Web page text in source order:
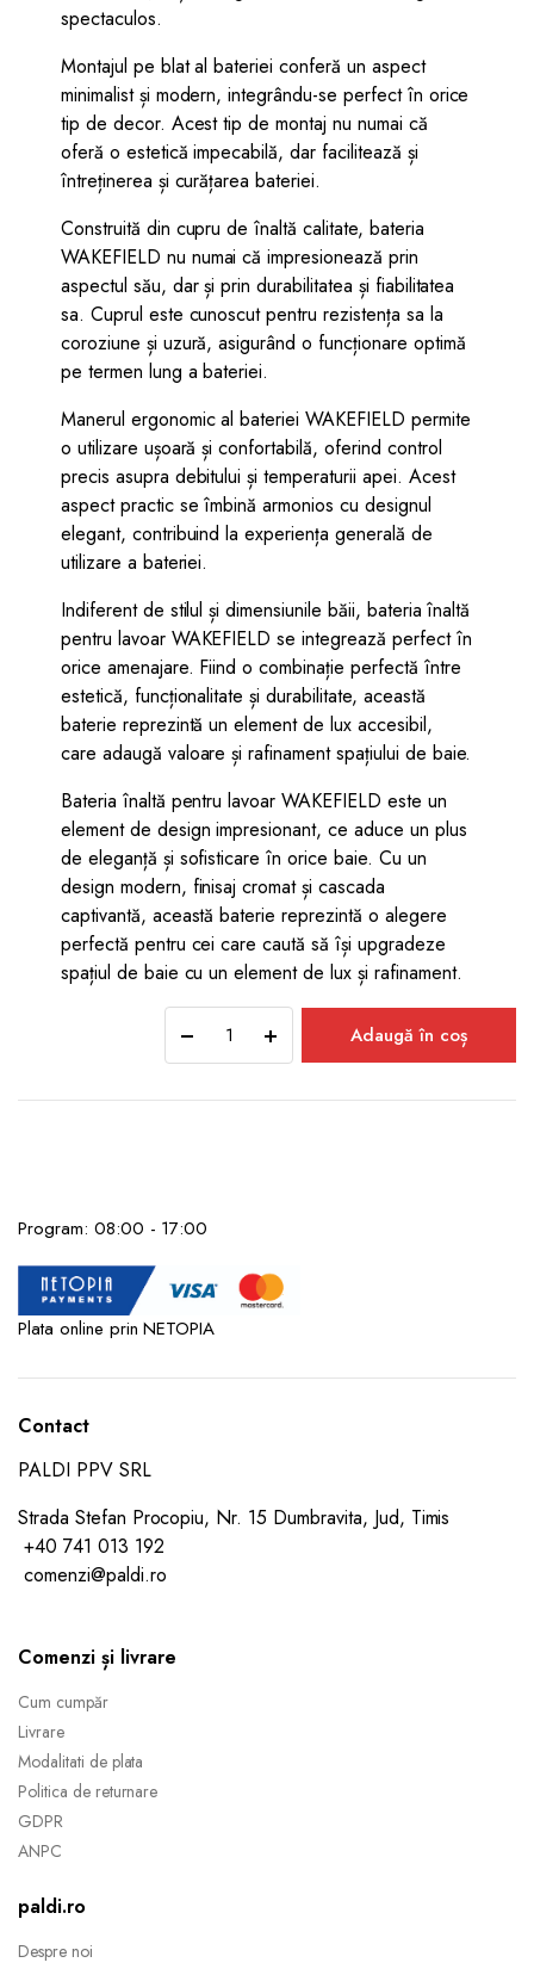
spectaculos.
Montajul pe blat al bateriei conferă un aspect
minimalist și modern, integrându-se perfect în orice
tip de decor. Acest tip de montaj nu numai că
oferă o estetică impecabilă, dar facilitează și
întreținerea și curățarea bateriei.
Construită din cupru de înaltă calitate, bateria
WAKEFIELD nu numai că impresionează prin
aspectul său, dar și prin durabilitatea și fiabilitatea
sa. Cuprul este cunoscut pentru rezistența sa la
coroziune și uzură, asigurând o funcționare optimă
pe termen lung a bateriei.
Manerul ergonomic al bateriei WAKEFIELD permite
o utilizare ușoară și confortabilă, oferind control
precis asupra debitului și temperaturii apei. Acest
aspect practic se îmbină armonios cu designul
elegant, contribuind la experiența generală de
utilizare a bateriei.
Indiferent de stilul și dimensiunile băii, bateria înaltă
pentru lavoar WAKEFIELD se integrează perfect în
orice amenajare. Fiind o combinație perfectă între
estetică, funcționalitate și durabilitate, această
baterie reprezintă un element de lux accesibil,
care adaugă valoare și rafinament spațiului de baie.
Bateria înaltă pentru lavoar WAKEFIELD este un
element de design impresionant, ce aduce un plus
de eleganță și sofisticare în orice baie. Cu un
design modern, finisaj cromat și cascada
captivantă, această baterie reprezintă o alegere
perfectă pentru cei care caută să își upgradeze
spațiul de baie cu un element de lux și rafinament.
înaltă
lavoar
WAKEFIELD,
Adaugă în coș
Program: 08:00 - 17:00
Plata online prin NETOPIA
Contact
PALDI PPV SRL
Strada Stefan Procopiu, Nr. 15 Dumbravita, Jud, Timis
+40 741 013 192
comenzi@paldi.ro
Comenzi și livrare
Cum cumpăr
Livrare
Modalitati de plata
Politica de returnare
GDPR
ANPC
paldi.ro
Despre noi